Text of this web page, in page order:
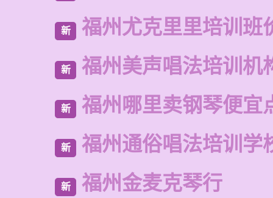
新 福州尤克里里培训班
新 福州美声唱法培训机
新 福州哪里卖钢琴便宜
新 福州通俗唱法培训学
新 福州金麦克琴行